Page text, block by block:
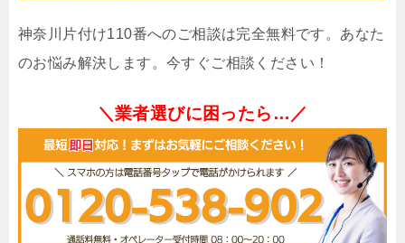
神奈川片付け110番へのご相談は完全無料です。あなた
のお悩み解決します。今すぐご相談ください！
＼業者選びに困ったら…／